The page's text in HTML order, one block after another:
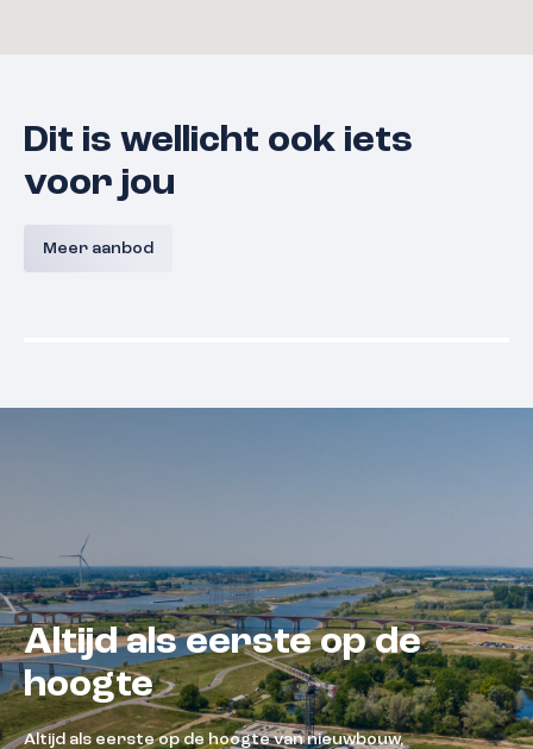
Dit is wellicht ook iets
voor jou
Meer aanbod
Bouwnummer 9 A,
Altijd als eerste op de
hoogte
Altijd als eerste op de hoogte van nieuwbouw,